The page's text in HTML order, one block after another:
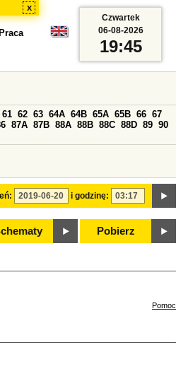
x
Praca
i godzinę:
61 62 63 64A 64B 65A 65B 66 67
87A 87B 88A 88B 88C 88D 89 90
Pobierz
Czwartek
06-08-2026
19:45
Pomoc